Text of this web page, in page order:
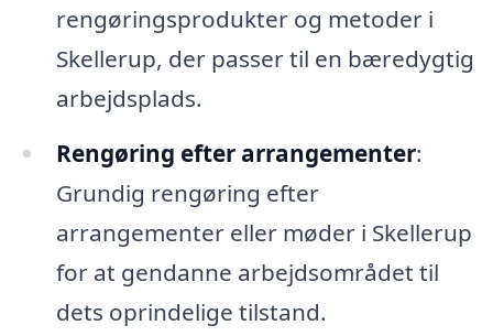
rengøringsprodukter og metoder i
Skellerup, der passer til en bæredygtig
arbejdsplads.
Rengøring efter arrangementer:
Grundig rengøring efter
arrangementer eller møder i Skellerup
for at gendanne arbejdsområdet til
dets oprindelige tilstand.